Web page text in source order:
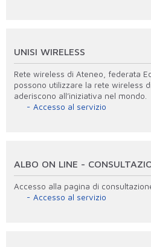
UNISI WIRELESS
Rete wireless di Ateneo, federata
possono utilizzare la rete wireless
aderiscono all’iniziativa nel mondo.
Accesso al servizio
ALBO ON LINE -
Accesso alla pagina di
Accesso al servizio